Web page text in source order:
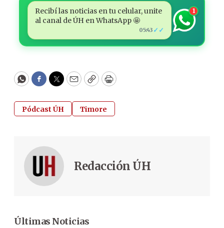
Recibí las noticias en tu celular, unite
al canal de ÚH en WhatsApp 🤩
05:43 ✓✓
1
WhatsApp
Facebook
Twitter
EmailCopyPrint
Pódcast ÚH Timore
Redacción ÚH
Últimas Noticias